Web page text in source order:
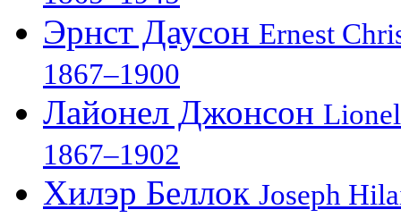
Эрнст Даусон Ernest
1867–1900
Лайонел Джонсон
1867–1902
Хилэр Беллок Joseph